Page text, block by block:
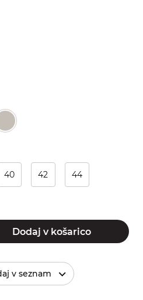
40 42 44
Dodaj v košarico
v seznam